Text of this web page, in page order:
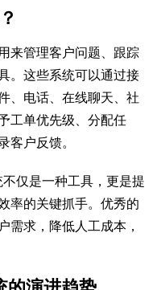
来管理客户问题、跟踪
。这些系统可以通过接
、电话、在线聊天、社
工单优先级、分配任
客户反馈。
仅是一种工具，更是提
率的关键抓手。优秀的
需求，降低人工成本，